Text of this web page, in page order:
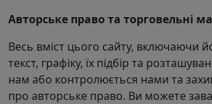
Авторське право та торговельні
Весь вміст цього сайту, включаючи
текст, графіку, їх підбір та
нам або контролюється нами та
про авторське право. Ви можете